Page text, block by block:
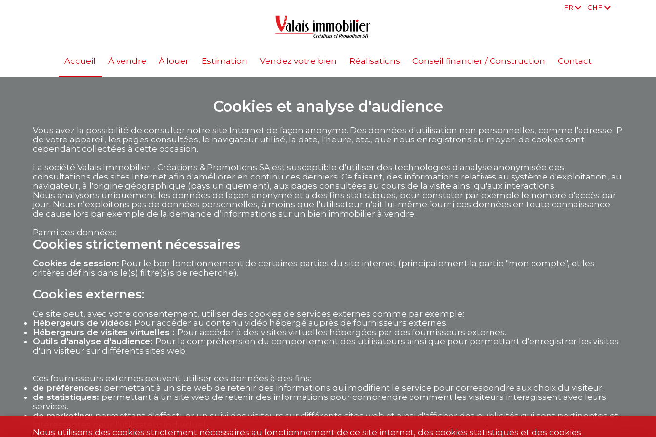
Accueil À vendre À louer Estimation Vendez votre bien Réalisations Conseil financier / Construction Contact
CHF
FR
Cookies et analyse d'audience
Vous avez la possibilité de consulter notre site Internet de façon anonyme. Des données d'utilisation non personnelles, comme l'adresse IP
de votre appareil, les pages consultées, le navigateur utilisé, la date, l'heure, etc., que nous enregistrons au moyen de cookies sont
cependant collectées à cette occasion.
La société Valais Immobilier - Créations & Promotions SA est susceptible d'utiliser des technologies d'analyse anonymisée des
consultations des sites Internet afin d'améliorer en continu ces derniers. Ce faisant, des informations relatives au système d'exploitation, au
navigateur, à l'origine géographique (pays uniquement), aux pages consultées au cours de la visite ainsi qu'aux interactions.
Nous analysons uniquement les données de façon anonyme et à des fins statistiques, pour constater par exemple le nombre d'accès par
jour. Nous n’exploitons pas de données personnelles, à moins que l'utilisateur n'ait lui-même fourni ces données en toute connaissance
de cause lors par exemple de la demande d’informations sur un bien immobilier à vendre.
Parmi ces données:
Cookies strictement nécessaires
Cookies de session: Pour le bon fonctionnement de certaines parties du site internet (principalement la partie "mon compte", et les
critères définis dans le(s) filtre(s)s de recherche).
Cookies externes:
Ce site peut, avec votre consentement, utiliser des cookies de services externes comme par exemple:
Hébergeurs de vidéos: Pour accéder au contenu vidéo hébergé auprès de fournisseurs externes.
Hébergeurs de visites virtuelles : Pour accéder à des visites virtuelles hébergées par des fournisseurs externes.
Outils d'analyse d'audience: Pour la compréhension du comportement des utilisateurs ainsi que pour permettant d'enregistrer les visites
d'un visiteur sur différents sites web.
Ces fournisseurs externes peuvent utiliser ces données à des fins:
de préférences: permettant à un site web de retenir des informations qui modifient le service pour correspondre aux choix du visiteur.
de statistiques: permettant à un site web de retenir des informations pour comprendre comment les visiteurs interagissent avec leurs
services.
de marketing:permettant d'effectuer un suivi des visiteurs sur différents sites web et ainsi d'afficher des publicités qui sont pertinentes et
Nous utilisons des cookies strictement nécessaires au fonctionnement de ce site internet, des cookies statistiques et des cookies